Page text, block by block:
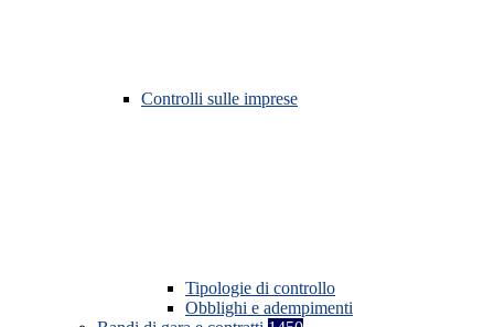
Controlli sulle imprese
Tipologie di controllo
Obblighi e adempimenti